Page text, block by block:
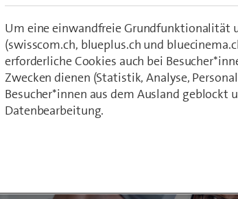
Um eine einwandfreie Grundfunktionalität
(swisscom.ch, blueplus.ch und
erforderliche Cookies auch bei
Zwecken dienen (Statistik, Analyse,
Besucher*innen aus dem Ausland geblockt
Datenbearbeitung.